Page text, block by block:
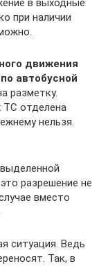
в выходные
при наличии
движения
автобусной
разметку.
ТС отделена
нельзя.
разрешение не
вместо
ситуация. Ведь
Так, в